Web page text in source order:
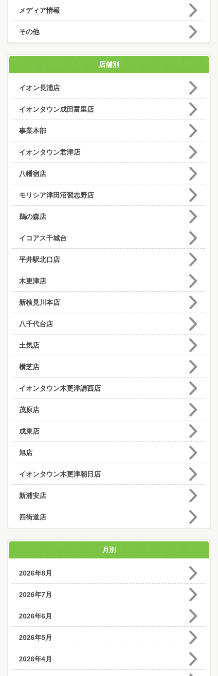
メディア情報
その他
店舗別
イオン長浦店
イオンタウン成田富里店
事業本部
イオンタウン君津店
八幡宿店
モリシア津田沼習志野店
鵜の森店
イコアス千城台
平井駅北口店
木更津店
新検見川本店
八千代台店
土気店
横芝店
イオンタウン木更津請西店
茂原店
成東店
旭店
イオンタウン木更津朝日店
新浦安店
四街道店
月別
2026年8月
2026年7月
2026年6月
2026年5月
2026年4月